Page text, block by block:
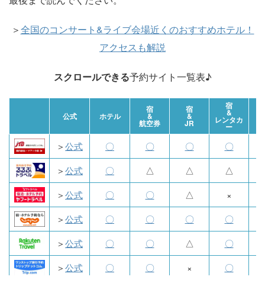
＞全国のコンサート&ライブ会場近くのおすすめホテル！
アクセスも解説
スクロールできる予約サイト一覧表♪
公式 ホテル
宿
&
航空券
宿
&
JR
宿
&
レンタカ
ー
＞公式 〇 〇 〇
〇
＞公式 〇 △ △
△
＞公式 〇 〇 △
×
＞公式 〇 〇 〇 〇
＞公式 〇 〇 △
〇
＞公式 〇 〇 × 〇